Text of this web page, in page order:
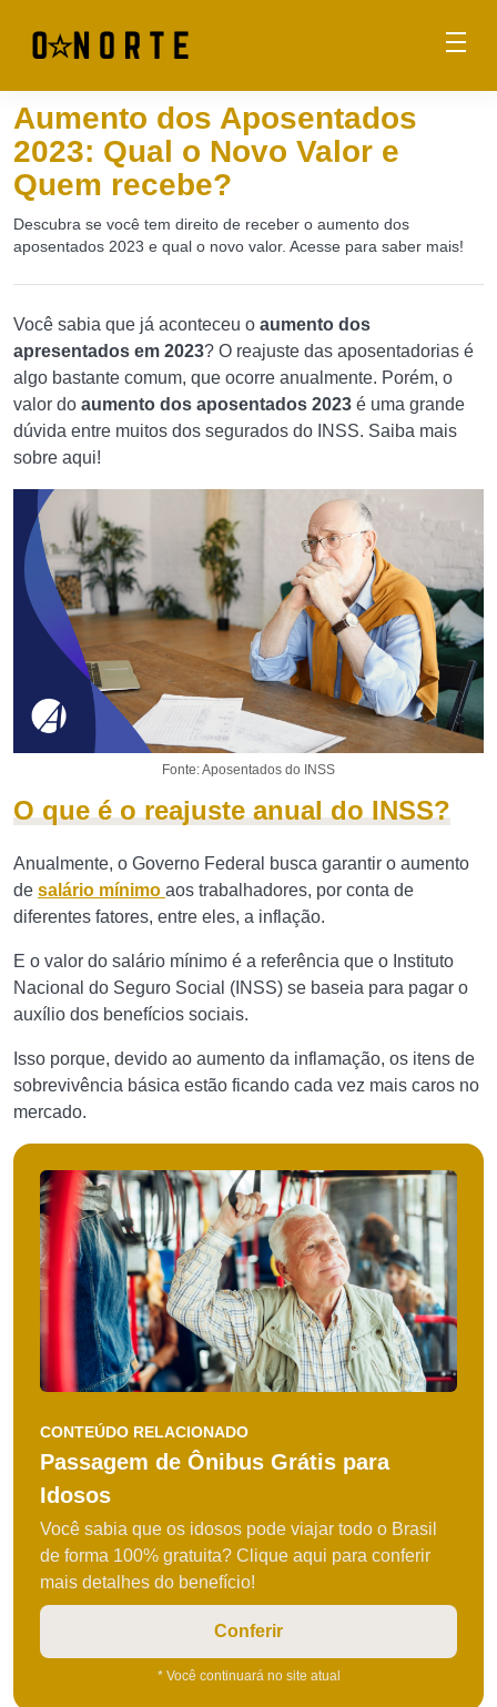
Aumento dos Aposentados
2023: Qual o Novo Valor e
Quem recebe?
Descubra se você tem direito de receber o aumento dos
aposentados 2023 e qual o novo valor. Acesse para saber mais!
Você sabia que já aconteceu o aumento dos
apresentados em 2023? O reajuste das aposentadorias é
algo bastante comum, que ocorre anualmente. Porém, o
valor do aumento dos aposentados 2023 é uma grande
dúvida entre muitos dos segurados do INSS. Saiba mais
sobre aqui!
Fonte: Aposentados do INSS
O que é o reajuste anual do INSS?
Anualmente, o Governo Federal busca garantir o aumento
de salário mínimo aos trabalhadores, por conta de
diferentes fatores, entre eles, a inflação.
E o valor do salário mínimo é a referência que o Instituto
Nacional do Seguro Social (INSS) se baseia para pagar o
auxílio dos benefícios sociais.
Isso porque, devido ao aumento da inflamação, os itens de
sobrevivência básica estão ficando cada vez mais caros no
mercado.
CONTEÚDO RELACIONADO
Passagem de Ônibus Grátis para
Idosos
Você sabia que os idosos pode viajar todo o Brasil
de forma 100% gratuita? Clique aqui para conferir
mais detalhes do benefício!
Conferir
* Você continuará no site atual